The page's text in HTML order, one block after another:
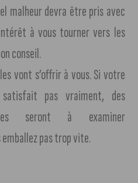
malheur devra être pris avec
à vous tourner vers les
conseil.
vont s’offrir à vous. Si votre
pas vraiment, des
seront à examiner
pas trop vite.